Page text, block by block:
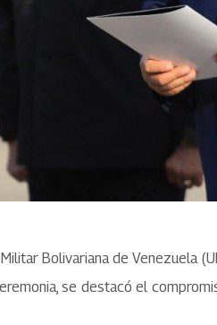
Bolivariana de Venezuela
se destacó el